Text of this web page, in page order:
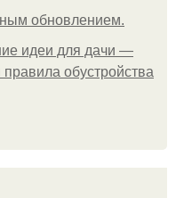
обновлением.
идеи для дачи —
обустройства